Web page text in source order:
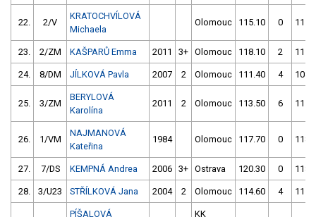
22. 2/V
KRATOCHVÍLOVÁ
Michaela
Olomouc 115.10 0
23. 2/ZM KAŠPARŮ Emma 2011 3+ Olomouc 118.10 2
24. 8/DM JÍLKOVÁ Pavla 2007 2 Olomouc 111.40 4
25. 3/ZM
BERYLOVÁ
Karolína
2011 2 Olomouc 113.50 6
26. 1/VM
NAJMANOVÁ
Kateřina
1984 Olomouc 117.70 0
27. 7/DS KEMPNÁ Andrea 2006 3+ Ostrava 120.30 0
28. 3/U23 STŘÍLKOVÁ Jana 2004 2 Olomouc 114.60 4
PÍŠALOVÁ
KK